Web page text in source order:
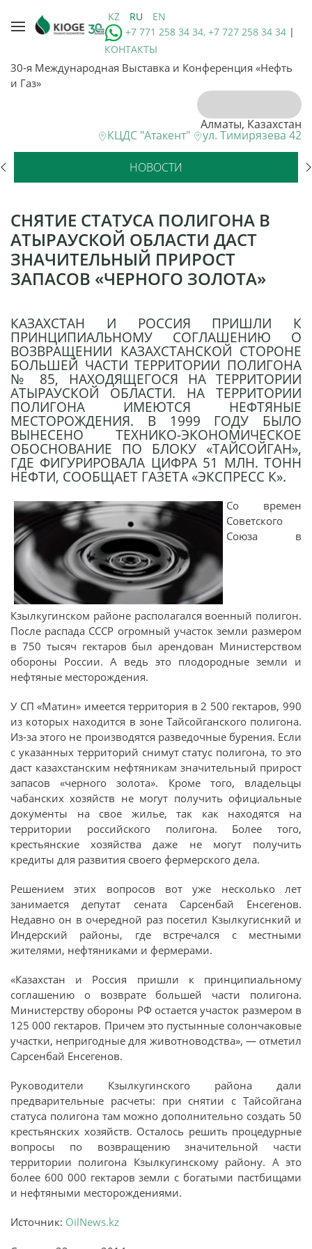
KZ RU
EN
+7 771 258 34 34, +7 727 258 34 34 |
КОНТАКТЫ
30-я Международная Выставка и Конференция «Нефть
и Газ»
Алматы, Казахстан
КЦДС "Атакент" ул. Тимирязева 42
НОВОСТИ
СНЯТИЕ СТАТУСА ПОЛИГОНА В
АТЫРАУСКОЙ ОБЛАСТИ ДАСТ
ЗНАЧИТЕЛЬНЫЙ ПРИРОСТ
ЗАПАСОВ «ЧЕРНОГО ЗОЛОТА»
КАЗАХСТАН И РОССИЯ ПРИШЛИ К
ПРИНЦИПИАЛЬНОМУ СОГЛАШЕНИЮ О
ВОЗВРАЩЕНИИ КАЗАХСТАНСКОЙ СТОРОНЕ
БОЛЬШЕЙ ЧАСТИ ТЕРРИТОРИИ ПОЛИГОНА
№ 85, НАХОДЯЩЕГОСЯ НА ТЕРРИТОРИИ
АТЫРАУСКОЙ ОБЛАСТИ. НА ТЕРРИТОРИИ
ПОЛИГОНА ИМЕЮТСЯ НЕФТЯНЫЕ
МЕСТОРОЖДЕНИЯ. В 1999 ГОДУ БЫЛО
ВЫНЕСЕНО ТЕХНИКО-ЭКОНОМИЧЕСКОЕ
ОБОСНОВАНИЕ ПО БЛОКУ «ТАЙСОЙГАН»,
ГДЕ ФИГУРИРОВАЛА ЦИФРА 51 МЛН. ТОНН
НЕФТИ, СООБЩАЕТ ГАЗЕТА «ЭКСПРЕСС К».
Со времен
Советского
Союза в
Кзылкугинском районе располагался военный полигон.
После распада СССР огромный участок земли размером
в 750 тысяч гектаров был арендован Министерством
обороны России. А ведь это плодородные земли и
нефтяные месторождения.
У СП «Матин» имеется территория в 2 500 гектаров, 990
из которых находится в зоне Тайсойганского полигона.
Из-за этого не производятся разведочные бурения. Если
с указанных территорий снимут статус полигона, то это
даст казахстанским нефтяникам значительный прирост
запасов «черного золота». Кроме того, владельцы
чабанских хозяйств не могут получить официальные
документы на свое жилье, так как находятся на
территории российского полигона. Более того,
крестьянские хозяйства даже не могут получить
кредиты для развития своего фермерского дела.
Решением этих вопросов вот уже несколько лет
занимается депутат сената Сарсенбай Енсегенов.
Недавно он в очередной раз посетил Кзылкугиснкий и
Индерский районы, где встречался с местными
жителями, нефтяниками и фермерами.
«Казахстан и Россия пришли к принципиальному
соглашению о возврате большей части полигона.
Министерству обороны РФ остается участок размером в
125 000 гектаров. Причем это пустынные солончаковые
участки, непригодные для животноводства», — отметил
Сарсенбай Енсегенов.
Руководители Кзылкугинского района дали
предварительные расчеты: при снятии с Тайсойгана
статуса полигона там можно дополнительно создать 50
крестьянских хозяйств. Осталось решить процедурные
вопросы по возвращению значительной части
территории полигона Кзылкугинскому району. А это
более 600 000 гектаров земли с богатыми пастбищами
и нефтяными месторождениями.
Источник: OilNews.kz